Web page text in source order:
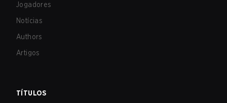
Jogadores
Notícias
Authors
Artigos
TÍTULOS